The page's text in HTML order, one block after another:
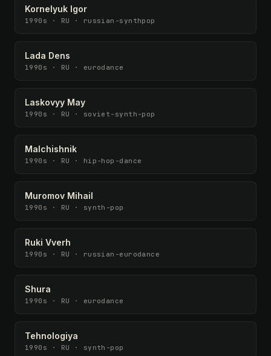
Kornelyuk Igor
1990s · RU · russian-synthpop
Lada Dens
1990s · RU · eurodance
Laskovyy May
1990s · RU · soviet-synth-pop
Malchishnik
1990s · RU · hip-hop-dance
Muromov Mihail
1990s · RU · synth-pop
Ruki Vverh
1990s · RU · russian-eurodance
Shura
1990s · RU · eurodance
Tehnologiya
1990s · RU · synth-pop